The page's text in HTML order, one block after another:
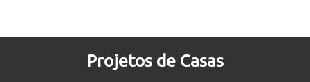
Projetos de Casas